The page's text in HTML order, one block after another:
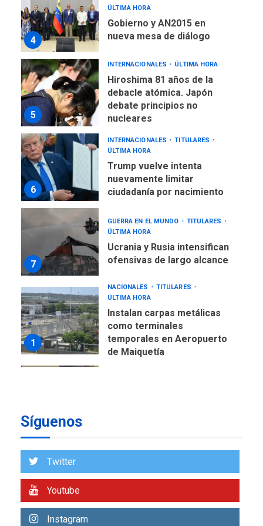
4
ÚLTIMA HORA
Gobierno y AN2015 en
nueva mesa de diálogo
5
INTERNACIONALES ÚLTIMA HORA
Hiroshima 81 años de la
debacle atómica. Japón
debate principios no
nucleares
6
INTERNACIONALES
TITULARES
ÚLTIMA HORA
Trump vuelve intenta
nuevamente limitar
ciudadanía por nacimiento
7
GUERRA EN EL MUNDO
TITULARES
ÚLTIMA HORA
Ucrania y Rusia intensifican
ofensivas de largo alcance
1
NACIONALES
TITULARES
ÚLTIMA HORA
Instalan carpas metálicas
como terminales
temporales en Aeropuerto
de Maiquetía
2
3
ONGs piden a CIDH
Síguenos
Twitter
Youtube
Instagram